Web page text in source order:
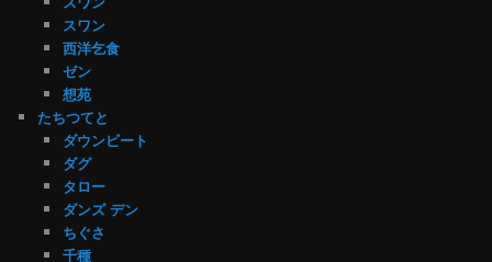
スワン
西洋乞食
ゼン
想苑
たちつてと
ダウンビート
ダグ
タロー
ダンズ デン
ちぐさ
千種